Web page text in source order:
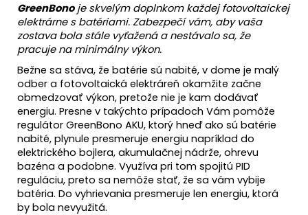
GreenBonoje skvelým doplnkom každej fotovoltaickej
elektrárne s batériami. Zabezpečí vám, aby vaša
zostava bola stále vyťažená a nestávalo sa, že
pracuje na minimálny výkon.
Bežne sa stáva, že batérie sú nabité, v dome je malý
odber a fotovoltaická elektráreň okamžite začne
obmedzovať výkon, pretože nie je kam dodávať
energiu. Presne v takýchto prípadoch Vám pomôže
regulátor GreenBono AKU, ktorý hneď ako sú batérie
nabité, plynule presmeruje energiu napríklad do
elektrického bojlera, akumulačnej nádrže, ohrevu
bazéna a podobne. Využíva pri tom spojitú PID
reguláciu, preto sa nemôže stať, že sa vám vybije
batéria. Do vyhrievania presmeruje len energiu, ktorá
by bola nevyužitá.